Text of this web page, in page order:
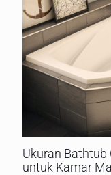
Ukuran Bathtub
untuk Kamar